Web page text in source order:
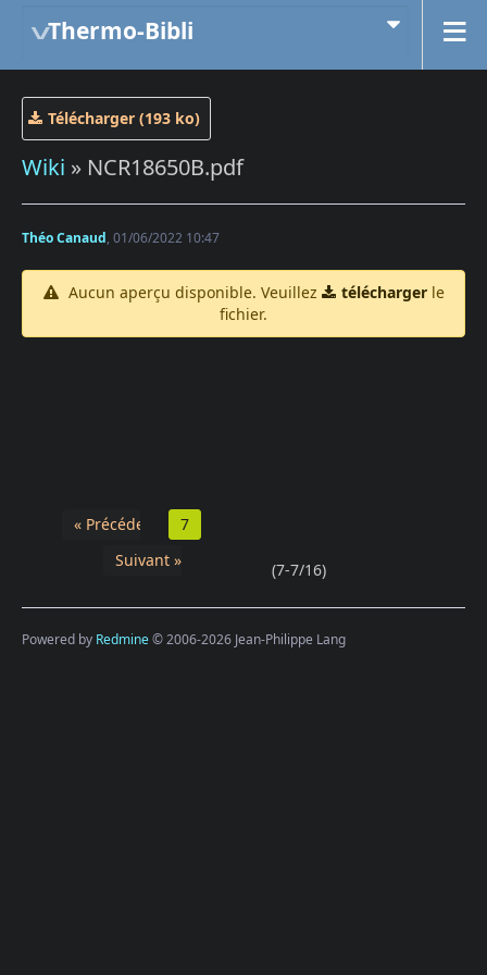
Thermo-Bibli
Télécharger (193 ko)
Wiki » NCR18650B.pdf
Théo Canaud, 01/06/2022 10:47
Aucun aperçu disponible. Veuillez téléchargerle
fichier.
« Précédent
7
Suivant »
(7-7/16)
Powered by Redmine© 2006-2026 Jean-Philippe Lang